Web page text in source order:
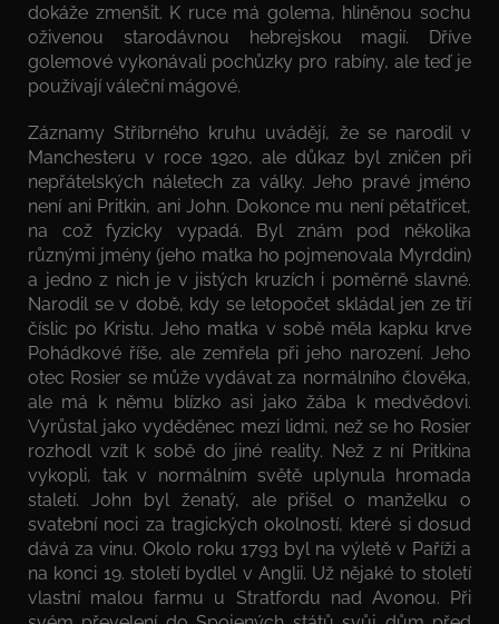
dokáže zmenšit. K ruce má golema, hliněnou sochu
oživenou starodávnou hebrejskou magií. Dříve
golemové vykonávali pochůzky pro rabíny, ale teď je
používají váleční mágové.
Záznamy Stříbrného kruhu uvádějí, že se narodil v
Manchesteru v roce 1920, ale důkaz byl zničen při
nepřátelských náletech za války. Jeho pravé jméno
není ani Pritkin, ani John. Dokonce mu není pětatřicet,
na což fyzicky vypadá. Byl znám pod několika
různými jmény (jeho matka ho pojmenovala Myrddin)
a jedno z nich je v jistých kruzích i poměrně slavné.
Narodil se v době, kdy se letopočet skládal jen ze tří
číslic po Kristu. Jeho matka v sobě měla kapku krve
Pohádkové říše, ale zemřela při jeho narození. Jeho
otec Rosier se může vydávat za normálního člověka,
ale má k němu blízko asi jako žába k medvědovi.
Vyrůstal jako vyděděnec mezi lidmi, než se ho Rosier
rozhodl vzít k sobě do jiné reality. Než z ní Pritkina
vykopli, tak v normálním světě uplynula hromada
staletí. John byl ženatý, ale přišel o manželku o
svatební noci za tragických okolností, které si dosud
dává za vinu. Okolo roku 1793 byl na výletě v Paříži a
na konci 19. století bydlel v Anglii. Už nějaké to století
vlastní malou farmu u Stratfordu nad Avonou. Při